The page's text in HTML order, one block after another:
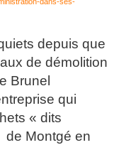
depuis que
de démolition
Brune
qui
« dits
de Montgé en